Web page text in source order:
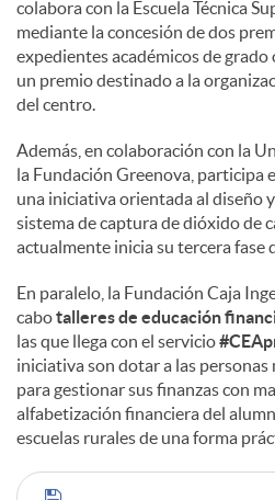
colabora con la Escuela Técnica
mediante la concesión de dos
expedientes académicos de grado
un premio destinado a la
del centro.
Además, en colaboración con la
la Fundación Greenova, participa
una iniciativa orientada al diseño
sistema de captura de dióxido de
actualmente inicia su tercera fase
En paralelo, la Fundación Caja
cabotalleres de educación
las que llega con el servicio
iniciativa son dotar a las
para gestionar sus finanzas con
alfabetización financiera del
escuelas rurales de una forma